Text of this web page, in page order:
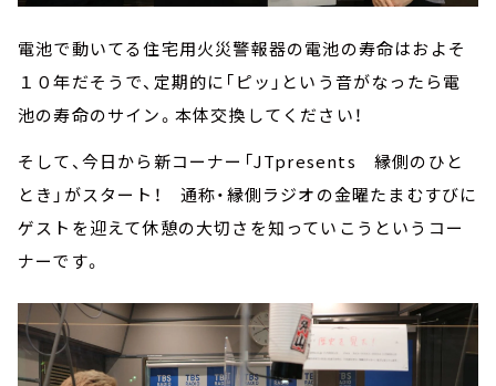
電池で動いてる住宅用火災警報器の電池の寿命はおよそ
１０年だそうで、定期的に「ピッ」という音がなったら電
池の寿命のサイン。本体交換してください！
そして、今日から新コーナー「JTpresents 縁側のひと
とき」がスタート！ 通称・縁側ラジオの金曜たまむすびに
ゲストを迎えて休憩の大切さを知っていこうというコー
ナーです。